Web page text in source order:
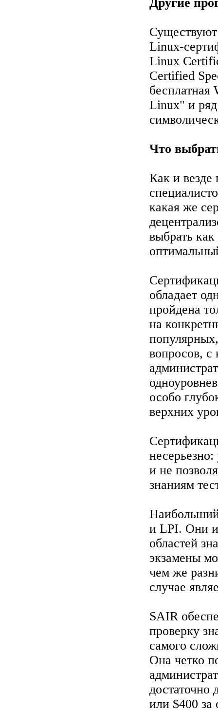
Linux-
Linux
Certified
бесплатная
Linux" и ряд
Что
Как и везде
какая же
выбрать
обладает
пройдена
на
вопросов, с
особо
верхних
и не
знаниям
и LPI. Они
областей
экзамены
чем же
случае
SAIR
проверку
самого
Она четко
достаточно
или $400 за